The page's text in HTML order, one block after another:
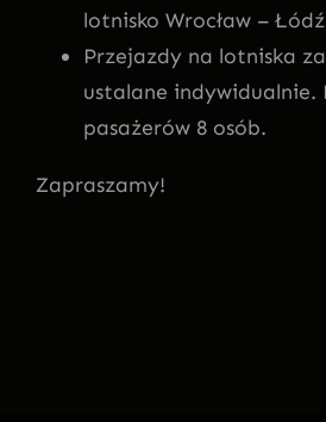
lotnisko Wrocław –
Przejazdy na lotniska
ustalane indywidualnie.
pasażerów 8 osób.
Zapraszamy!